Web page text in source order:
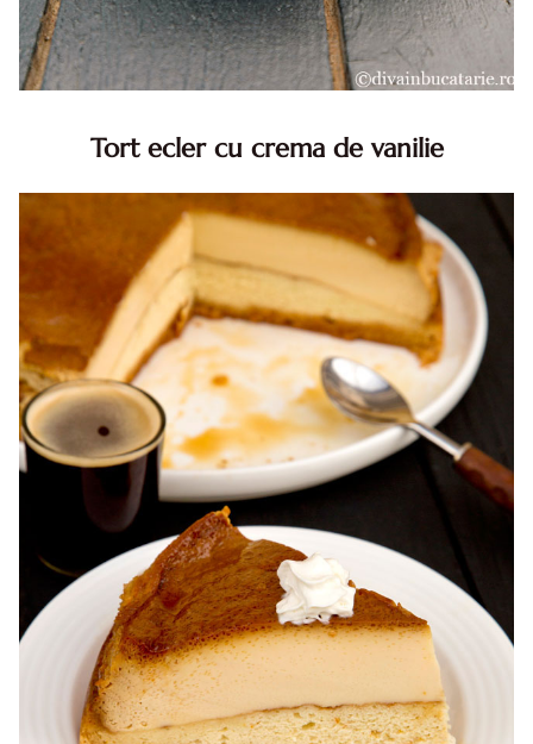
Tort ecler cu crema de vanilie
Reteta tort ecler. Tort ecler cu crema vanilie. Reteta
Karpatka